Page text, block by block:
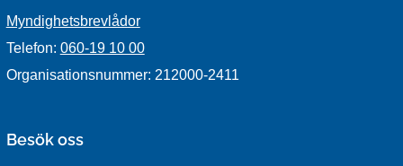
Myndighetsbrevlådor
Telefon: 060-19 10 00
Organisationsnummer: 212000-2411
Besök oss